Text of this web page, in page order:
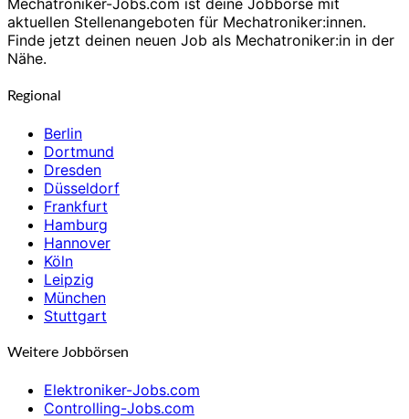
Mechatroniker-Jobs.com ist deine Jobbörse mit
aktuellen Stellenangeboten für Mechatroniker:innen.
Finde jetzt deinen neuen Job als Mechatroniker:in in der
Nähe.
Regional
Berlin
Dortmund
Dresden
Düsseldorf
Frankfurt
Hamburg
Hannover
Köln
Leipzig
München
Stuttgart
Weitere Jobbörsen
Elektroniker-Jobs.com
Controlling-Jobs.com